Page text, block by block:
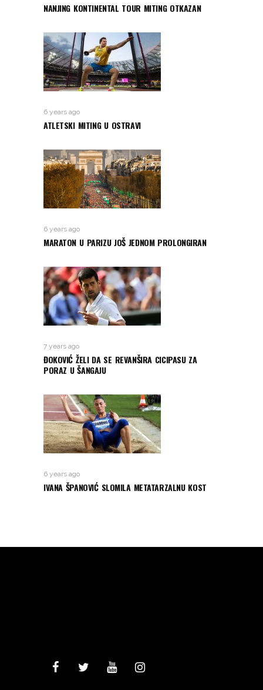
NANJING KONTINENTAL TOUR MITING OTKAZAN
6 years ago
ATLETSKI MITING U OSTRAVI
6 years ago
MARATON U PARIZU JOŠ JEDNOM PROLONGIRAN
7 years ago
ĐOKOVIĆ ŽELI DA SE REVANŠIRA CICIPASU ZA
PORAZ U ŠANGAJU
6 years ago
IVANA ŠPANOVIĆ SLOMILA METATARZALNU KOST